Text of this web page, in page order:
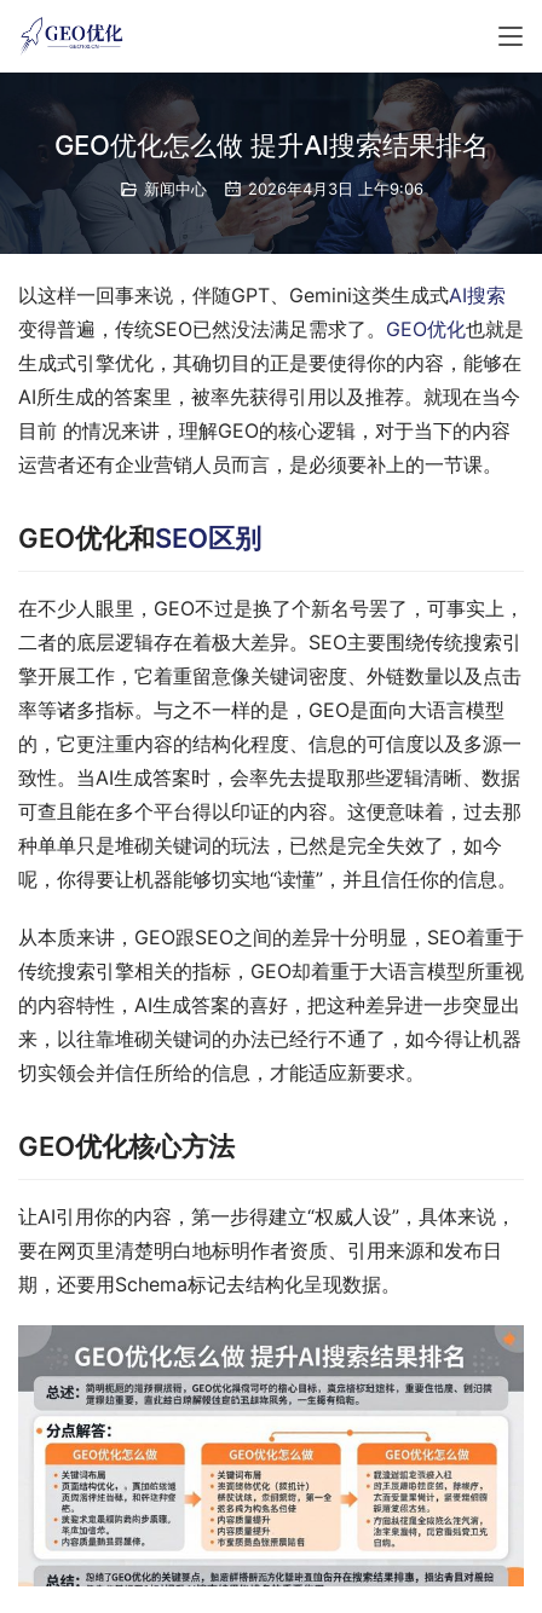
GEO优化怎么做 提升AI搜索结果排名
新闻中心 2026年4月3日 上午9:06
以这样一回事来说，伴随GPT、Gemini这类生成式AI搜索
变得普遍，传统SEO已然没法满足需求了。 GEO优化也就是
生成式引擎优化，其确切目的正是要使得你的内容，能够在
AI所生成的答案里，被率先获得引用以及推荐。就现在当今
目前 的情况来讲，理解GEO的核心逻辑，对于当下的内容
运营者还有企业营销人员而言，是必须要补上的一节课。
GEO优化和SEO区别
在不少人眼里，GEO不过是换了个新名号罢了，可事实上，
二者的底层逻辑存在着极大差异。SEO主要围绕传统搜索引
擎开展工作，它着重留意像关键词密度、外链数量以及点击
率等诸多指标。与之不一样的是，GEO是面向大语言模型
的，它更注重内容的结构化程度、信息的可信度以及多源一
致性。当AI生成答案时，会率先去提取那些逻辑清晰、数据
可查且能在多个平台得以印证的内容。这便意味着，过去那
种单单只是堆砌关键词的玩法，已然是完全失效了，如今
呢，你得要让机器能够切实地“读懂”，并且信任你的信息。
从本质来讲，GEO跟SEO之间的差异十分明显，SEO着重于
传统搜索引擎相关的指标，GEO却着重于大语言模型所重视
的内容特性，AI生成答案的喜好，把这种差异进一步突显出
来，以往靠堆砌关键词的办法已经行不通了，如今得让机器
切实领会并信任所给的信息，才能适应新要求。
GEO优化核心方法
让AI引用你的内容，第一步得建立“权威人设”，具体来说，
要在网页里清楚明白地标明作者资质、引用来源和发布日
期，还要用Schema标记去结构化呈现数据。